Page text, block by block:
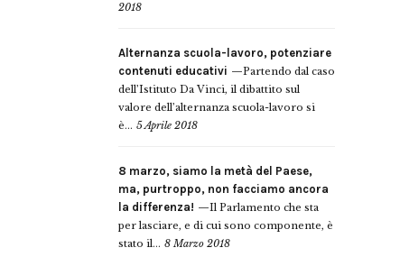
2018
Alternanza scuola-lavoro, potenziare
contenuti educativi
Partendo dal caso
dell’Istituto Da Vinci, il dibattito sul
valore dell’alternanza scuola-lavoro si
è... 5 Aprile 2018
8 marzo, siamo la metà del Paese,
ma, purtroppo, non facciamo ancora
la differenza!
Il Parlamento che sta
per lasciare, e di cui sono componente, è
stato il... 8 Marzo 2018